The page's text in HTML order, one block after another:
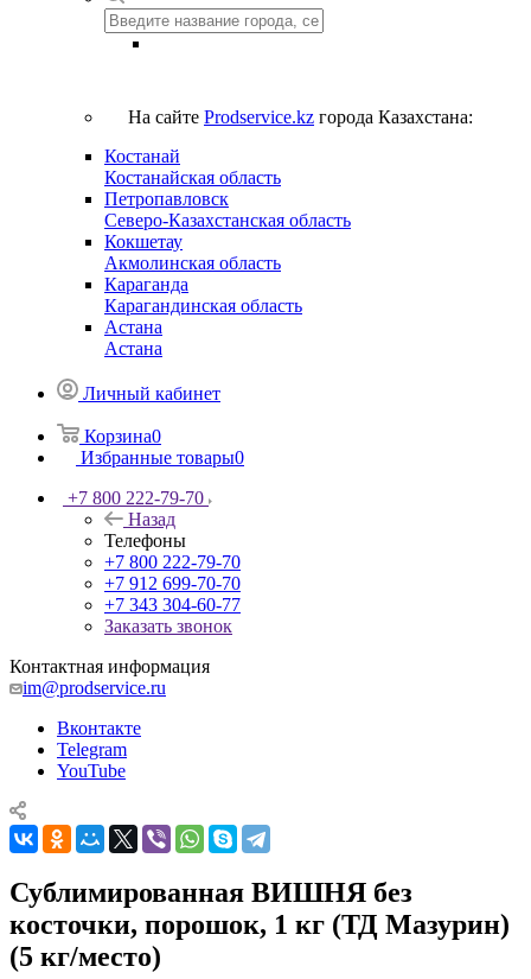
На сайте Prodservice.kz города Казахстана:
Костанай
Костанайская область
Петропавловск
Северо-Казахстанская область
Кокшетау
Акмолинская область
Караганда
Карагандинская область
Астана
Астана
Личный кабинет
Корзина0
Избранные товары0
+7 800 222-79-70
Назад
Телефоны
+7 800 222-79-70
+7 912 699-70-70
+7 343 304-60-77
Заказать звонок
Контактная информация
im@prodservice.ru
Вконтакте
Telegram
YouTube
Сублимированная ВИШНЯ без
косточки, порошок, 1 кг (ТД Мазурин)
(5 кг/место)